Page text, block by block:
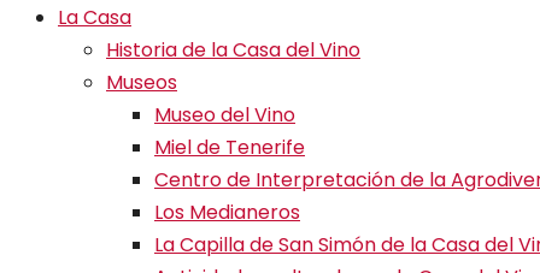
La Casa
Historia de la Casa del Vino
Museos
Museo del Vino
Miel de Tenerife
Centro de Interpretación de la
Los Medianeros
La Capilla de San Simón de la Casa del